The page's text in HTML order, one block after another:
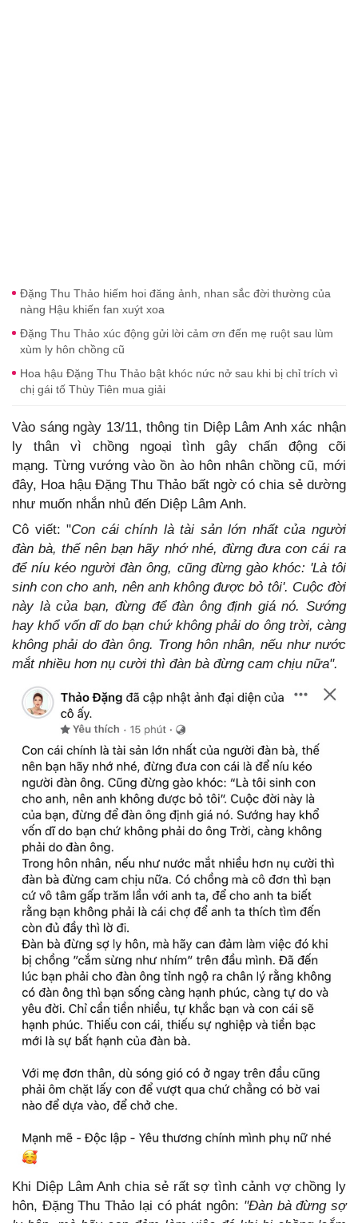
Đặng Thu Thảo hiếm hoi đăng ảnh, nhan sắc đời thường của
nàng Hậu khiến fan xuýt xoa
Đặng Thu Thảo xúc động gửi lời cảm ơn đến mẹ ruột sau lùm
xùm ly hôn chồng cũ
Hoa hậu Đặng Thu Thảo bật khóc nức nở sau khi bị chỉ trích vì
chị gái tố Thùy Tiên mua giải
Vào sáng ngày 13/11, thông tin Diệp Lâm Anh xác nhận
ly thân vì chồng ngoại tình gây chấn động cõi
mạng. Từng vướng vào ồn ào hôn nhân chồng cũ, mới
đây, Hoa hậu Đặng Thu Thảo bất ngờ có chia sẻ dường
như muốn nhắn nhủ đến Diệp Lâm Anh.
Cô viết: "Con cái chính là tài sản lớn nhất của người
đàn bà, thế nên bạn hãy nhớ nhé, đừng đưa con cái ra
để níu kéo người đàn ông, cũng đừng gào khóc: 'Là tôi
sinh con cho anh, nên anh không được bỏ tôi'. Cuộc đời
này là của bạn, đừng để đàn ông định giá nó. Sướng
hay khổ vốn dĩ do bạn chứ không phải do ông trời, càng
không phải do đàn ông. Trong hôn nhân, nếu như nước
mắt nhiều hơn nụ cười thì đàn bà đừng cam chịu nữa".
Khi Diệp Lâm Anh chia sẻ rất sợ tình cảnh vợ chồng ly
hôn, Đặng Thu Thảo lại có phát ngôn: "Đàn bà đừng sợ